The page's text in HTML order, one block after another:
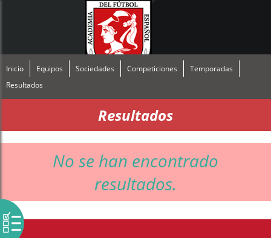
Inicio Equipos Sociedades Competiciones
Temporadas
Resultados
Resultados
No se han encontrado
resultados.